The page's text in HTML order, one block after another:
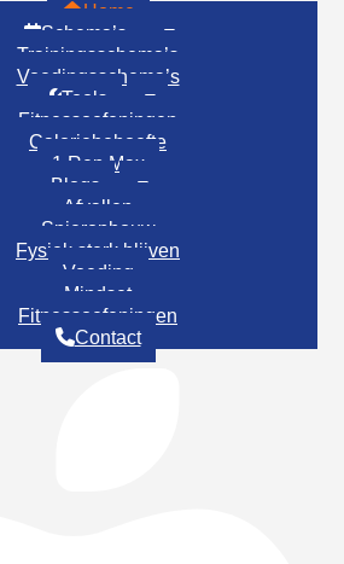
Home
Schema’s
Trainingsschema’s
Voedingsschema’s
Tools
Fitnessoefeningen
Caloriebehoefte
1 Rep Max
Blogs
Afvallen
Spieropbouw
Fysiek sterk blijven
Voeding
Mindset
Fitnessoefeningen
Contact